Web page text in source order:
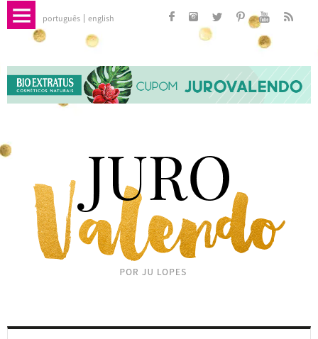
português english